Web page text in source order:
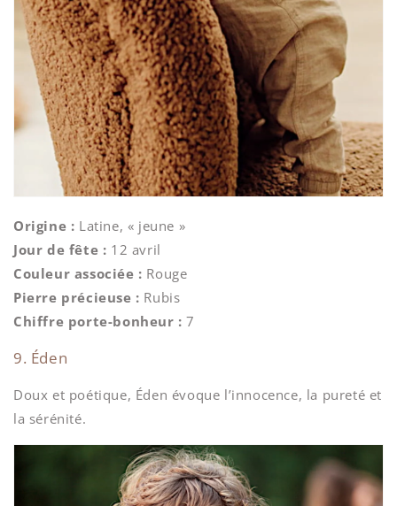
Origine : Latine, « jeune »
Jour de fête : 12 avril
Couleur associée : Rouge
Pierre précieuse : Rubis
Chiffre porte-bonheur : 7
9. Éden
Doux et poétique, Éden évoque l’innocence, la pureté et
la sérénité.